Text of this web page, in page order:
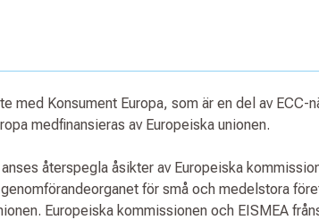
med Konsument Europa, som är en del av ECC-
medfinansieras av Europeiska unionen.
återspegla åsikter av Europeiska
för små och medelstora
Europeiska kommissionen och EISMEA